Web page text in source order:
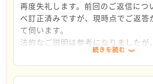
自分の世話はして欲しい
でも、母親に対しては憎しみが強いの
消えて欲しい
これは矛盾した結果になります
母親が消えれば、あなたのお世話を
りますからね
時はあいつが寝るまで起きて完全に
ら炊飯器から残っているご飯を少し
嘩が収まるまで自分でどうにかして
が10何年毎日のように続くと、もは
り越して死ねばいいとかいっそ無の
いです。今まで散々適当に扱ってき
再度失礼します。前回のご返信につ
べ訂正済みですが、現時点でご返答
て伺います。
法的なご説明は参考になりましたが
稿内容に対する誤読を認めていただ
そのうえで、私のどの文を根拠に「
い」と解釈されたのか、具体的に簡
続きを読む